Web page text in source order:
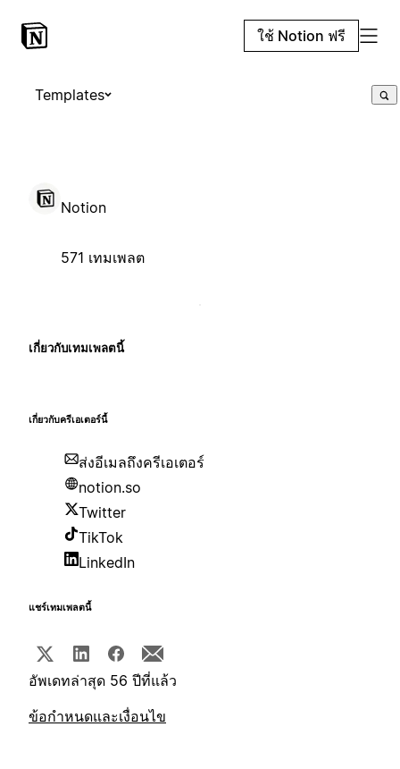
ใช้ Notion ฟรี
Templates
Notion
571 เทมเพลต
เกี่ยวกับเทมเพลตนี้
เกี่ยวกับครีเอเตอร์นี้
ส่งอีเมลถึงครีเอเตอร์
notion.so
Twitter
TikTok
LinkedIn
แชร์เทมเพลตนี้
อัพเดทล่าสุด 56 ปีที่แล้ว
ข้อกำหนดและเงื่อนไข